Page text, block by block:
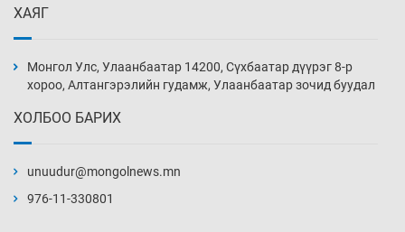
дарамтад оров
19 цаг 54 мин
20 цаг 24 мин
ХАЯГ
Монгол Улс, Улаанбаатар 14200, Сүхбаатар дүүрэг 8-р
хороо, Алтангэрэлийн гудамж, Улаанбаатар зочид буудал
ХОЛБОО БАРИХ
unuudur@mongolnews.mn
976-11-330801